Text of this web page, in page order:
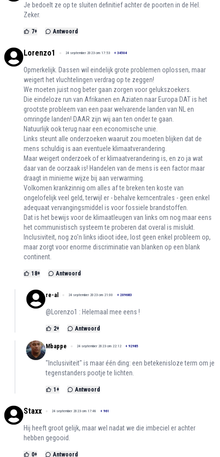
Je bedoelt ze op te sluiten definitief achter de poorten in de Hel.
Zeker.
7+ Antwoord
Lorenzo1 24 september 2023 om 17:53 + 34504
Opmerkelijk. Dassen wil eindelijk grote problemen oplossen, maar
weigert het vluchtelingen verdrag op te zeggen!
We moeten juist nog beter gaan zorgen voor gelukszoekers.
Die eindeloze run van Afrikanen en Aziaten naar Europa DAT is het
grootste probleem van een paar welvarende landen van NL en
omringde landen! DAAR zijn wij aan ten onder te gaan.
Natuurlijk ook terug naar een economische unie.
Links steunt alle onderzoeken waaruit zou moeten blijken dat de
mens schuldig is aan eventuele klimaatverandering.
Maar weigert onderzoek of er klimaatverandering is, en zo ja wat
daar van de oorzaak is! Handelen van de mens is een factor maar
draagt in minieme wijze bij aan verwarming.
Volkomen krankzinnig om alles af te breken ten koste van
ongelofelijk veel geld, terwijl er - behalve kerncentrales - geen enkel
adequaat vervangingsmiddel is voor fossiele brandstoffen.
Dat is het bewijs voor de klimaatleugen van links om nog maar eens
het communistisch systeem te proberen dat overal is mislukt.
Inclusiviteit, nog zo'n links idioot idee, lost geen enkel probleem op,
maar zorgt voor enorme discriminatie van blanken op een blank
continent.
18+ Antwoord
re-al 24 september 2023 om 21:00 + 209683
@Lorenzo1 : Helemaal mee eens !
2+ Antwoord
Mbappe 24 september 2023 om 22:12 + 92985
"Inclusiviteit" is maar één ding: een betekenisloze term om je
tegenstanders pootje te lichten.
1 + Antwoord
Staxx 24 september 2023 om 17:48 + 961
Hij heeft groot gelijk, maar wel nadat we die imbeciel er achter
hebben gegooid.
0+ Antwoord